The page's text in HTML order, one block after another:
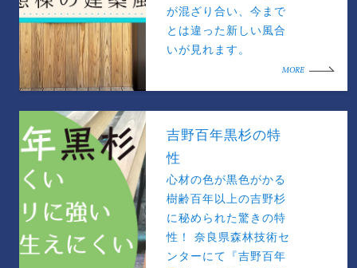
が混ざり合い、今まで
とは違った新しい風合
いが見れます。
MORE
吉野百年黒杉の特
性
心材の色が黒色がかる
樹齢百年以上の吉野杉
に秘められた驚きの特
性！ 奈良県森林技術セ
ンターにて『吉野百年